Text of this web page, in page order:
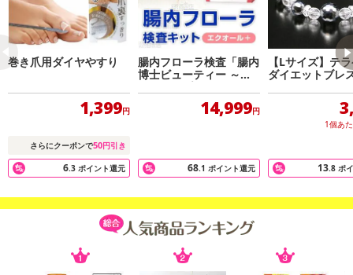
巻き爪用ダイヤやすり
1,399円
さらにクーポンで50円引き
6.3 ポイント還元
腸内フローラ検査「腸内
博士ビューティー ～エ
クオールプラス～」
14,999円
68.1 ポイント還元
【Lサイズ】テ
ダイエットブレ
1個あ
13.8 ポ